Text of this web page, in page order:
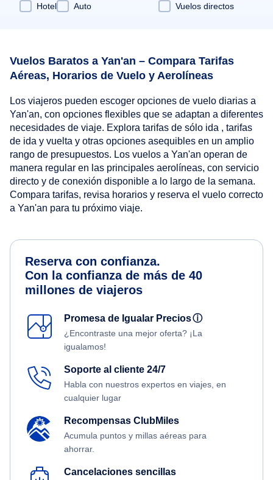
Hotel
Auto Vuelos directos
Vuelos Baratos a Yan'an – Compara Tarifas
Aéreas, Horarios de Vuelo y Aerolíneas
Los viajeros pueden escoger opciones de vuelo diarias a
Yan'an, con opciones flexibles que se adaptan a diferentes
necesidades de viaje. Explora tarifas de sólo ida , tarifas
de ida y vuelta y otras opciones asequibles en un amplio
rango de presupuestos. Los vuelos a Yan'an operan de
manera regular en las principales aerolíneas, con servicio
directo y de conexión disponible a lo largo de la semana.
Compara tarifas, revisa horarios y reserva el vuelo correcto
a Yan'an para tu próximo viaje.
Reserva con confianza.
Con la confianza de más de 40
millones de viajeros
Promesa de Igualar Preciosⓘ
¿Encontraste una mejor oferta? ¡La
igualamos!
Soporte al cliente 24/7
Habla con nuestros expertos en viajes, en
cualquier lugar
Recompensas ClubMiles
Acumula puntos y millas aéreas para
ahorrar.
Cancelaciones sencillas